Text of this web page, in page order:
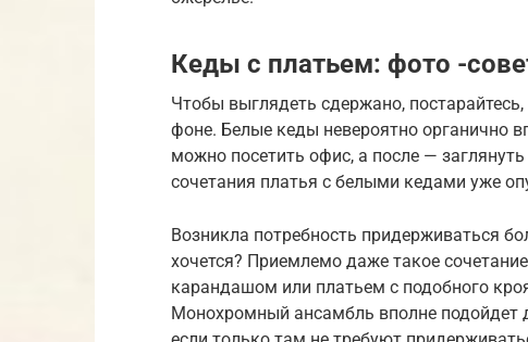
Кеды с платьем: фото -
Чтобы выглядеть сдержано,
фоне. Белые кеды невероятно органично
можно посетить офис, а после —
сочетания платья с белыми кедами уже
Возникла потребность придерживаться
хочется? Приемлемо даже такое
карандашом или платьем с подобного
Монохромный ансамбль вполне подойдет